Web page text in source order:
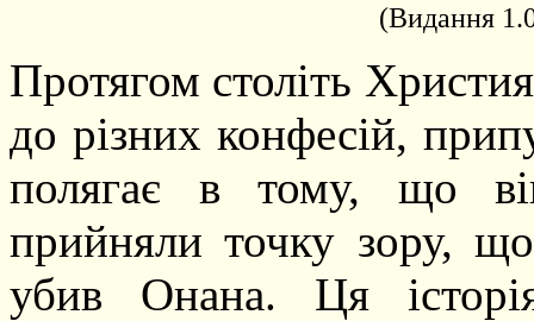
(Видання
Протягом століть
до різних конфесій,
полягає в тому, що
прийняли точку зору,
убив Онана. Ця